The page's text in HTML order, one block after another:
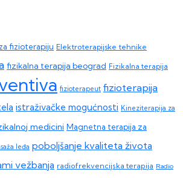
fizioterapiju Elektroterapijske tehnike
fizikalna terapija beograd Fizikalna terapija
fizioterapeut fizioterapija
istraživačke mogućnosti Kineziterapija za
medicini Magnetna terapija za
leđa poboljšanje kvaliteta života
vežbanja radiofrekvencijska terapija Radio